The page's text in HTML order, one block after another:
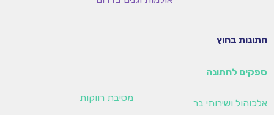
חתונות בחוץ
ספקים לחתונה
אלכוהול ושירותי בר מסיבת רווקות